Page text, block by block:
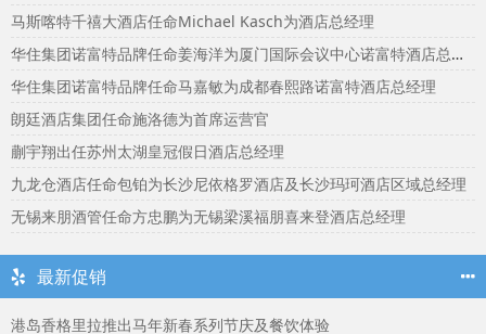
马斯喀特千禧大酒店任命Michael Kasch为酒店总经理
华住集团诺富特品牌任命姜海洋为厦门国际会议中心诺富特酒店总经理
华住集团诺富特品牌任命马嘉敏为成都春熙路诺富特酒店总经理
朗廷酒店集团任命施洛德为首席运营官
蒯宇翔出任苏州太湖皇冠假日酒店总经理
九龙仓酒店任命包铂为长沙尼依格罗酒店及长沙玛珂酒店区域总经理
无锡来朋酒管任命方忠鹏为无锡梁溪福朋喜来登酒店总经理
最新促销
港岛香格里拉推出马年新春系列节庆及餐饮体验